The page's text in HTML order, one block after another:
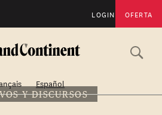
LOGIN OFERTA
Español
Y DISCURSOS